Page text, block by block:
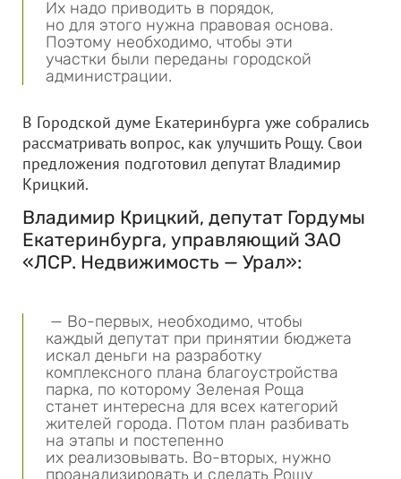
Их надо приводить в порядок,
но для этого нужна правовая основа.
Поэтому необходимо, чтобы эти
участки были переданы городской
администрации.
В Городской думе Екатеринбурга уже собрались
рассматривать вопрос, как улучшить Рощу. Свои
предложения подготовил депутат Владимир
Крицкий.
Владимир Крицкий, депутат Гордумы
Екатеринбурга, управляющий ЗАО
«ЛСР. Недвижимость — Урал»:
— Во-первых, необходимо, чтобы
каждый депутат при принятии бюджета
искал деньги на разработку
комплексного плана благоустройства
парка, по которому Зеленая Роща
станет интересна для всех категорий
жителей города. Потом план разбивать
на этапы и постепенно
их реализовывать. Во-вторых, нужно
проанализировать и сделать Рощу